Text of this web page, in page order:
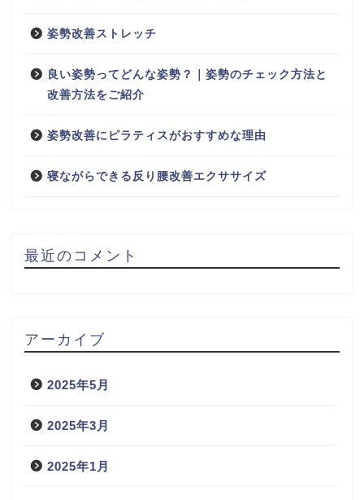
姿勢改善ストレッチ
良い姿勢ってどんな姿勢？｜姿勢のチェック方法と
改善方法をご紹介
姿勢改善にピラティスがおすすめな理由
寝ながらできる反り腰改善エクササイズ
最近のコメント
アーカイブ
2025年5月
2025年3月
2025年1月